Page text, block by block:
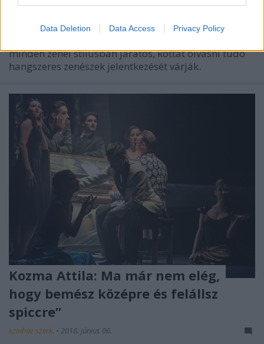
Data Deletion Data Access Privacy Policy
szinhaz szerk.•2018. június 06.
minden zenei stílusban járatos, kottát olvasni tudó
hangszeres zenészek jelentkezését várják.
Kozma Attila: Ma már nem elég,
hogy bemész középre és felállsz
spiccre”
szinhaz szerk. • 2018. június 06.